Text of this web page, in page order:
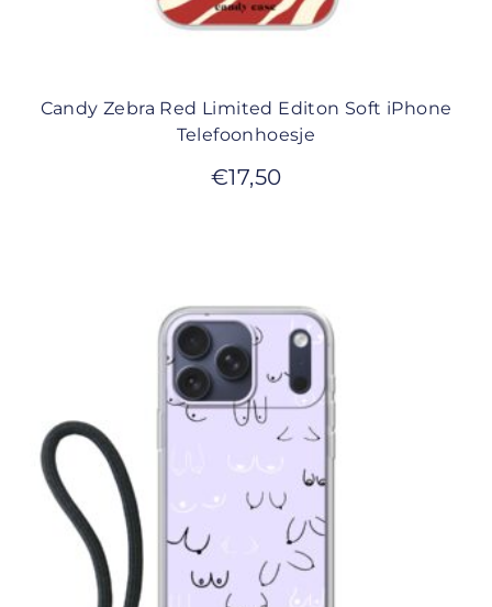
Candy Zebra Red Limited Editon Soft iPhone
Telefoonhoesje
€17,50